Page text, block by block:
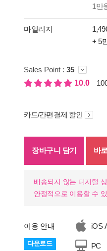
1만
마일리지
+ 5
Sales Point : 35
10.0
카드/간편결제 할인
장바구니 담기 바
배송되지 않는 디지털
안정적으로 이용할 수
이용 안내
다운로드
iOS
PC